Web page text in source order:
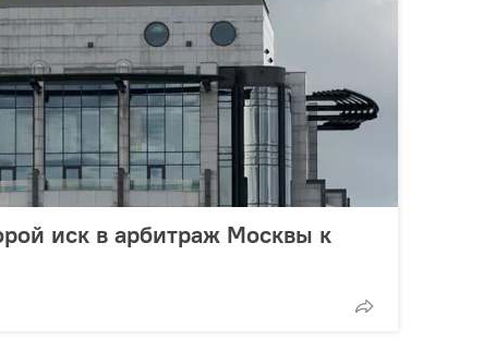
иск в арбитраж Москвы к